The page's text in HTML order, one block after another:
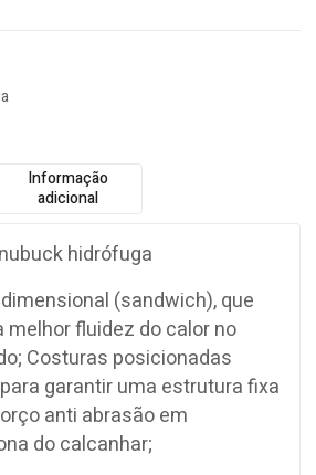
Informação
adicional
hidrófuga
(sandwich), que
melhor fluidez do calor no
Costuras posicionadas
garantir uma estrutura fixa
anti abrasão em
do calcanhar;